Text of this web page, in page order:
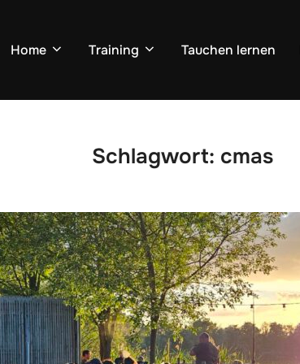
Home Training Tauchen lernen
Schlagwort: cmas